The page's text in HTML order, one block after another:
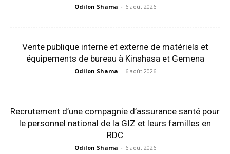
Odilon Shama - 6 août 2026
Vente publique interne et externe de matériels et
équipements de bureau à Kinshasa et Gemena
Odilon Shama - 6 août 2026
Recrutement d’une compagnie d’assurance santé pour
le personnel national de la GIZ et leurs familles en
RDC
Odilon Shama - 6 août 2026